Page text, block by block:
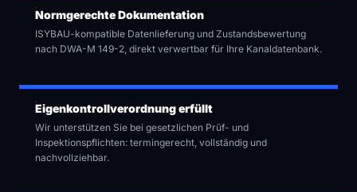
Normgerechte Dokumentation
ISYBAU-kompatible Datenlieferung und Zustandsbewertung
nach DWA-M 149-2, direkt verwertbar für Ihre Kanaldatenbank.
Eigenkontrollverordnung erfüllt
Wir unterstützen Sie bei gesetzlichen Prüf- und
Inspektionspflichten: termingerecht, vollständig und
nachvollziehbar.